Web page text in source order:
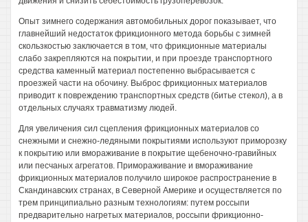
Опыт зимнего содержания автомобильных дорог показывает, что
главнейший недостаток фрикционного метода борьбы с зимней
скользкостью заключается в том, что фрикционные материалы
слабо закрепляются на покрытии, и при проезде транспортного
средства каменный материал постепенно выбрасывается с
проезжей части на обочину. Выброс фрикционных материалов
приводит к повреждению транспортных средств (битье стекол), а в
отдельных случаях травматизму людей.
Для увеличения сил сцепления фрикционных материалов со
снежными и снежно-ледяными покрытиями используют приморозку
к покрытию или вмораживание в покрытие щебеночно-гравийных
или песчаных агрегатов. Примораживание и вмораживание
фрикционных материалов получило широкое распространение в
Скандинавских странах, в Северной Америке и осуществляется по
трем принципиально разным технологиям: путем россыпи
предварительно нагретых материалов, россыпи фрикционно-